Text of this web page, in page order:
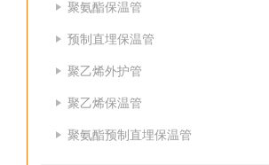
聚氨酯保温管
预制直埋保温管
聚乙烯外护管
聚乙烯保温管
聚氨酯预制直埋保温管